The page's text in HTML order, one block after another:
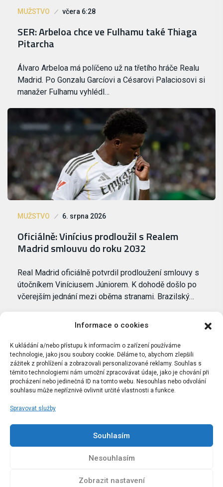
Informace o cookies
K ukládání a/nebo přístupu k informacím o zařízení používáme
technologie, jako jsou soubory cookie. Děláme to, abychom zlepšili
zážitek z prohlížení a zobrazovali personalizované reklamy. Souhlas s
těmito technologiemi nám umožní zpracovávat údaje, jako je chování při
procházení nebo jedinečná ID na tomto webu. Nesouhlas nebo odvolání
souhlasu může nepříznivě ovlivnit určité vlastnosti a funkce.
Spravovat služby
Souhlasím
Nesouhlasím
Zobrazit nastavení
MUŽSTVO včera 6:28
SER: Arbeloa chce ve Fulhamu také Thiaga
Pitarcha
Álvaro Arbeloa má políčeno už na třetího hráče Realu
Madrid. Po Gonzalu Garcíovi a Césarovi Palaciosovi si
manažer Fulhamu vyhlédl…
MUŽSTVO 6. srpna 2026
Oficiálně: Vinícius prodloužil s Realem
Madrid smlouvu do roku 2032
Real Madrid oficiálně potvrdil prodloužení smlouvy s
útočníkem Viníciusem Júniorem. K dohodě došlo po
včerejším jednání mezi oběma stranami. Brazilský…